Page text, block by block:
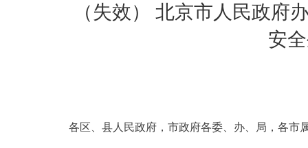
政务公开
（失效） 北京市人民政府
安
各区、县人民政府，市政府各委、办、局，各市